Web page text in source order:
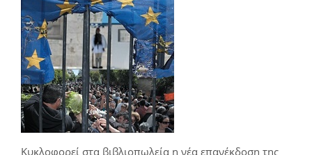
Κυκλοφορεί στα βιβλιοπωλεία η νέα επανέκδοση της